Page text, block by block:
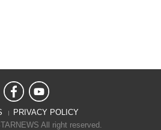
PRIVACY POLICY
All right reserved.